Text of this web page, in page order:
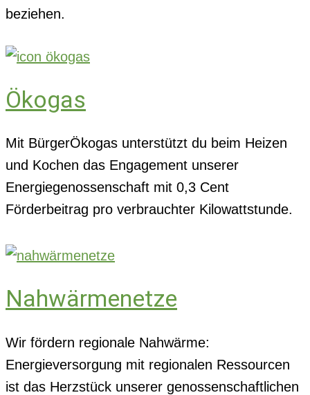
beziehen.
Ökogas
Mit BürgerÖkogas unterstützt du beim Heizen
und Kochen das Engagement unserer
Energiegenossenschaft mit 0,3 Cent
Förderbeitrag pro verbrauchter Kilowattstunde.
Nahwärmenetze
Wir fördern regionale Nahwärme:
Energieversorgung mit regionalen Ressourcen
ist das Herzstück unserer genossenschaftlichen